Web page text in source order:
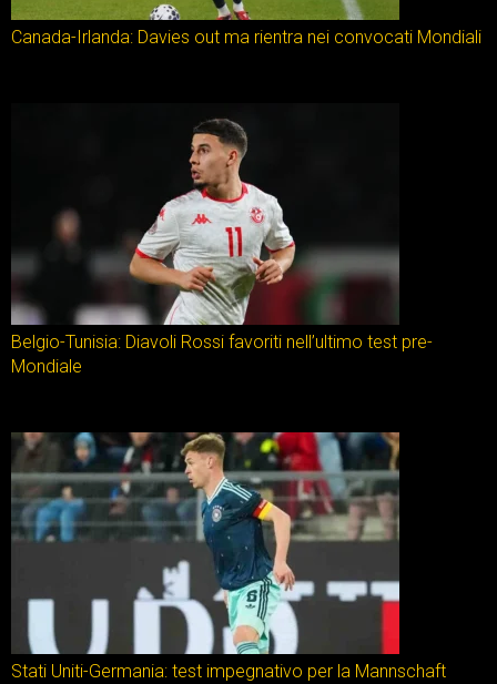
Canada-Irlanda: Davies out ma rientra nei convocati Mondiali
Belgio-Tunisia: Diavoli Rossi favoriti nell’ultimo test pre-
Mondiale
Stati Uniti-Germania: test impegnativo per la Mannschaft